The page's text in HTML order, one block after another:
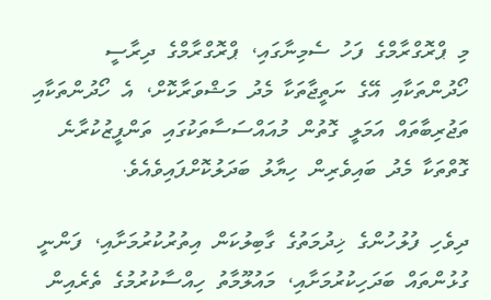
މި ޕްރޮގްރާމްގެ ފަހު ސެމިނާގައި، ޕްރޮގްރާމްގެ ދިރާސީ
ހޯދުންތަކާއި އޭގެ ނަތީޖާތަކާ މެދު މަޝްވަރާކޮށް، އެ ހޯދުންތަކާއި
ތަޖުރިބާތައް އަމަލީ ގޮތުން މުއައްސަސާތަކުގައި ތަންފީޒުކުރާނެ
ގޮތްތަކާ މެދު ބައިވެރިން ހިޔާލު ބަދަލުކޮށްފައިވެއެވެ.
ދިވެހި ފުލުހުންގެ ޚިދުމަތުގެ ގާބިލުކަން އިތުރުކުރުމަށާއި، ފަންނީ
ގުޅުންތައް ބަދަހިކުރުމަށާއި، މައުލޫމާތު ހިއްސާކުރުމުގެ ތެރެއިން